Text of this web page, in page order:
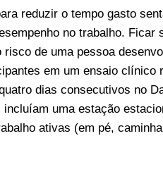
reduzir o tempo gasto
no trabalho. Ficar
de uma pessoa
em um ensaio clínico
dias consecutivos no
uma estação
ativas (em pé,